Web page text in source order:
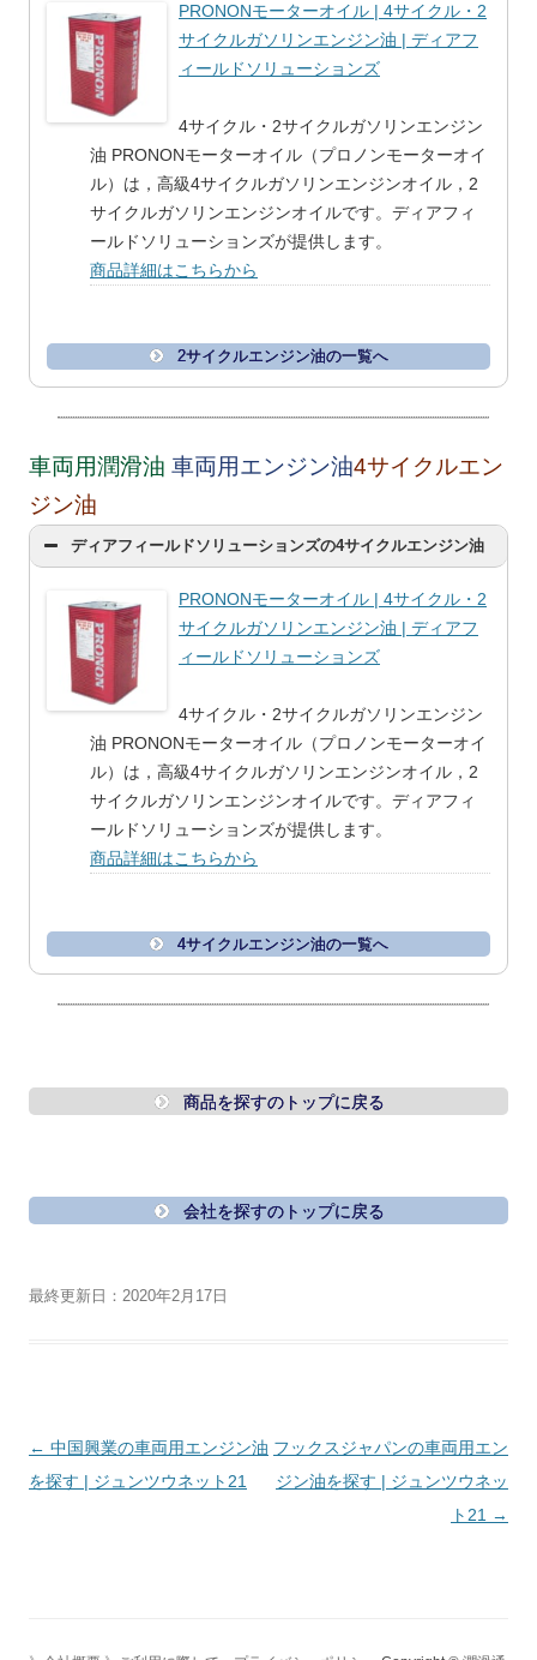
PRONONモーターオイル | 4サイクル・2
サイクルガソリンエンジン油 | ディアフ
ィールドソリューションズ
4サイクル・2サイクルガソリンエンジン
油 PRONONモーターオイル（プロノンモーターオイ
ル）は，高級4サイクルガソリンエンジンオイル，2
サイクルガソリンエンジンオイルです。ディアフィ
ールドソリューションズが提供します。
商品詳細はこちらから
2サイクルエンジン油の一覧へ
車両用潤滑油 車両用エンジン油4サイクルエン
ジン油
ディアフィールドソリューションズの4サイクルエンジン油
PRONONモーターオイル | 4サイクル・2
サイクルガソリンエンジン油 | ディアフ
ィールドソリューションズ
4サイクル・2サイクルガソリンエンジン
油 PRONONモーターオイル（プロノンモーターオイ
ル）は，高級4サイクルガソリンエンジンオイル，2
サイクルガソリンエンジンオイルです。ディアフィ
ールドソリューションズが提供します。
商品詳細はこちらから
4サイクルエンジン油の一覧へ
商品を探すのトップに戻る
会社を探すのトップに戻る
最終更新日：2020年2月17日
投
稿
← 中国興業の車両用エンジン油
を探す | ジュンツウネット21
フックスジャパンの車両用エン
ジン油を探す | ジュンツウネッ
ト21 →